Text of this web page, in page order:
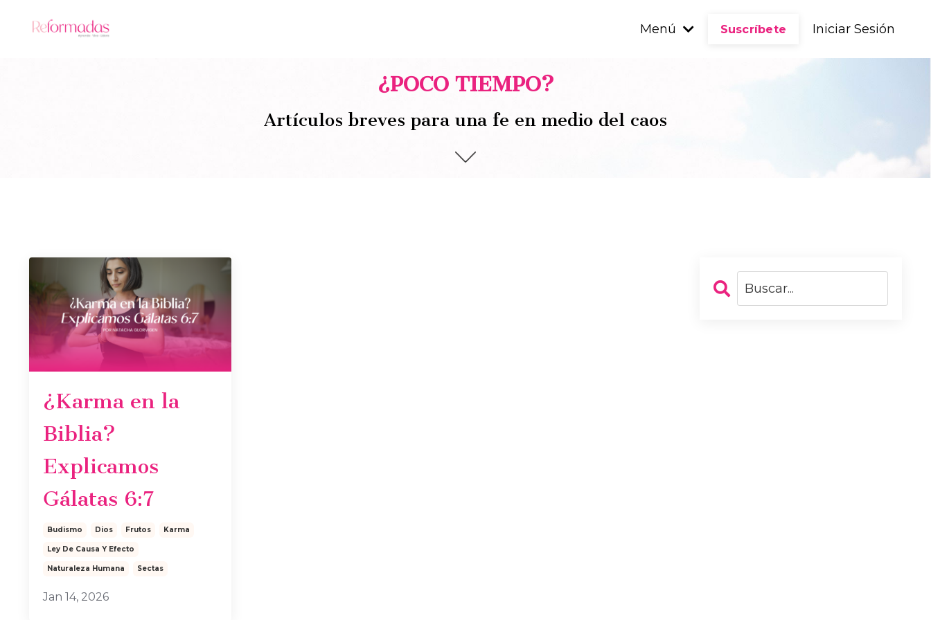
Menú Suscríbete Iniciar Sesión
¿POCO TIEMPO?
Artículos breves para una fe en medio del caos
¿Karma en la
Biblia?
Explicamos
Gálatas 6:7
Budismo Dios Frutos Karma
Ley De Causa Y Efecto
Naturaleza Humana Sectas
Jan 14, 2026